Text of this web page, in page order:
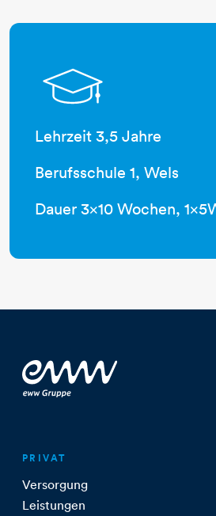
Lehrzeit 3,5 Jahre
Berufsschule 1, Wels
Dauer 3x10 Wochen,
PRIVAT
Versorgung
Leistungen